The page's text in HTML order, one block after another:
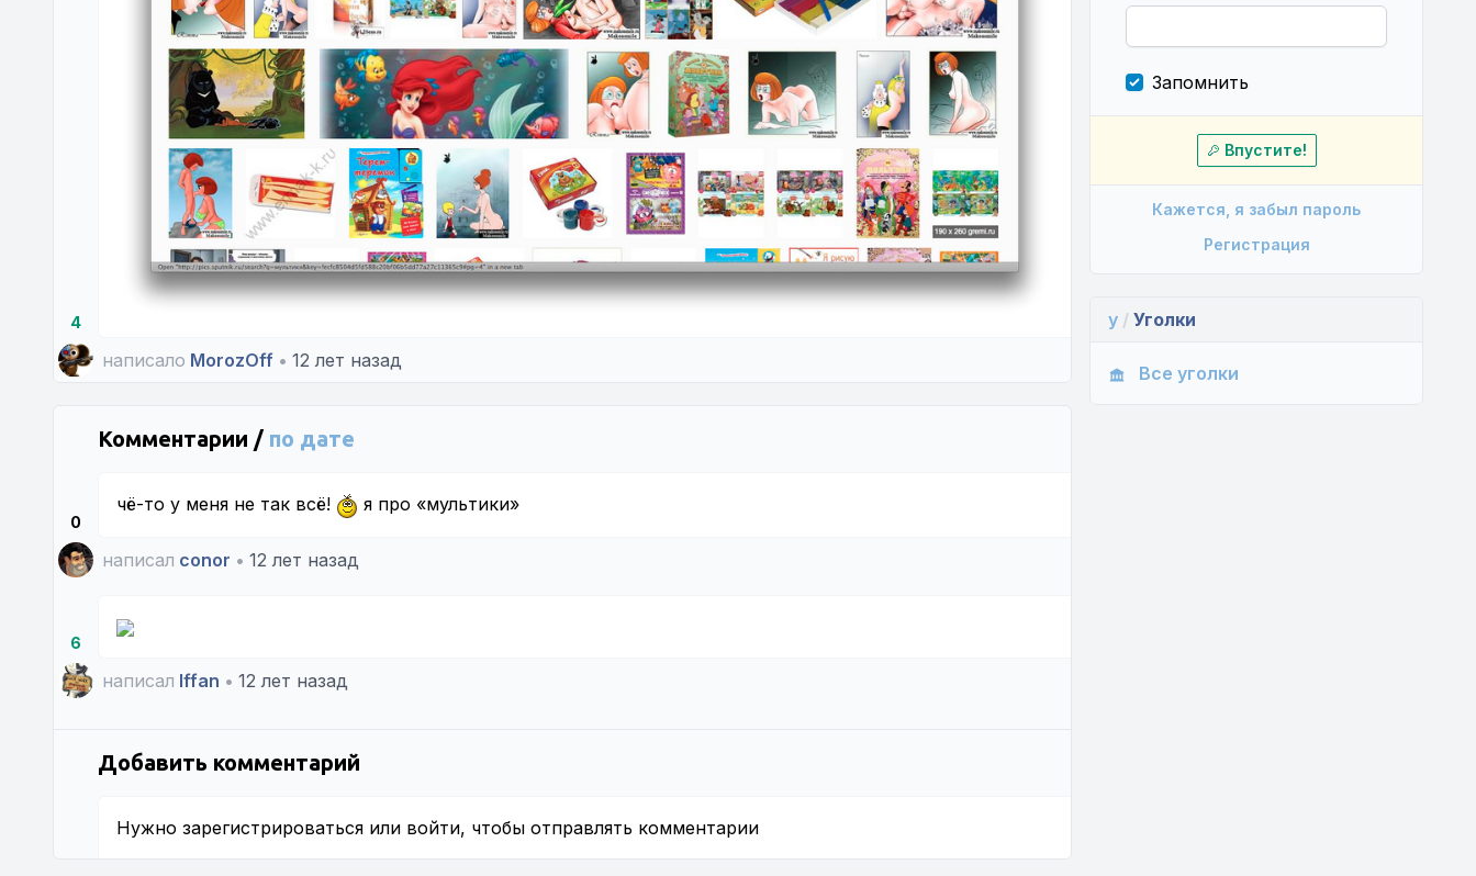
4
написало MorozOff • 12 лет назад
Комментарии / по дате
0
чё-то у меня не так всё! я про «мультики»
написал conor • 12 лет назад
6
написал Iffan • 12 лет назад
Добавить комментарий
Нужно зарегистрироваться или войти, чтобы отправлять комментарии
Запомнить
Впустите!
Кажется, я забыл пароль
Регистрация
y / Уголки
Все уголки